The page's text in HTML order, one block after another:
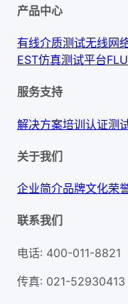
产品中心
有线介质测试无线网
EST仿真测试平台
服务支持
解决方案培训认证测
关于我们
企业简介品牌文化荣
联系我们
电话: 400-011-8821
传真: 021-52930413